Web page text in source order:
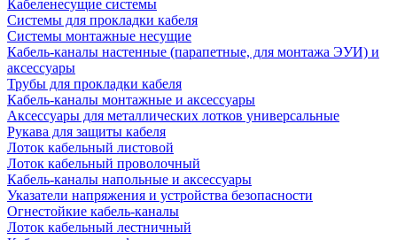
Кабеленесущие системы
Системы для прокладки кабеля
Системы монтажные несущие
Кабель-каналы настенные (парапетные, для монтажа ЭУИ) и
аксессуары
Трубы для прокладки кабеля
Кабель-каналы монтажные и аксессуары
Аксессуары для металлических лотков универсальные
Рукава для защиты кабеля
Лоток кабельный листовой
Лоток кабельный проволочный
Кабель-каналы напольные и аксессуары
Указатели напряжения и устройства безопасности
Огнестойкие кабель-каналы
Лоток кабельный лестничный